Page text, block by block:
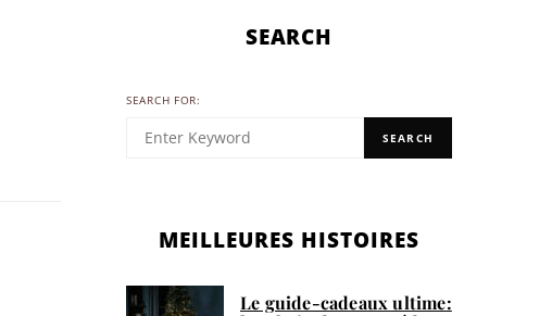
SEARCH
SEARCH FOR:
SEARCH
MEILLEURES HISTOIRES
Le guide-cadeaux ultime: